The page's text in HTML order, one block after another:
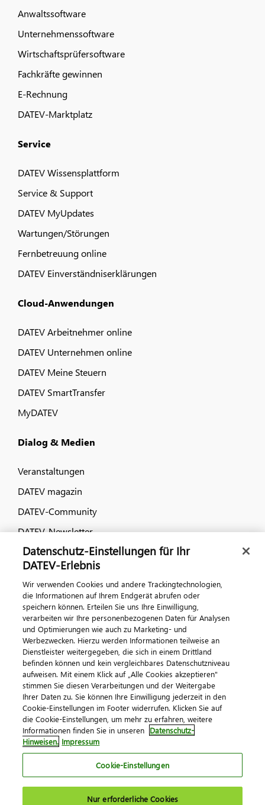
Anwaltssoftware
Unternehmenssoftware
Wirtschaftsprüfersoftware
Fachkräfte gewinnen
E-Rechnung
DATEV-Marktplatz
Service
DATEV Wissensplattform
Service & Support
DATEV MyUpdates
Wartungen/Störungen
Fernbetreuung online
DATEV Einverständniserklärungen
Cloud-Anwendungen
DATEV Arbeitnehmer online
DATEV Unternehmen online
DATEV Meine Steuern
DATEV SmartTransfer
MyDATEV
Dialog & Medien
Veranstaltungen
DATEV magazin
DATEV-Community
DATEV-Newsletter
Kontaktieren Sie uns
© 2026 DATEV eG
ImpressumDatenschutzAGB Kontakt
Cookie-Einstellungen
Datenschutz-Einstellungen für Ihr
DATEV-Erlebnis
Wir verwenden Cookies und andere Trackingtechnologien,
die Informationen auf Ihrem Endgerät abrufen oder
speichern können. Erteilen Sie uns Ihre Einwilligung,
verarbeiten wir Ihre personenbezogenen Daten für Analysen
und Optimierungen wie auch zu Marketing- und
Werbezwecken. Hierzu werden Informationen teilweise an
Dienstleister weitergegeben, die sich in einem Drittland
befinden können und kein vergleichbares Datenschutzniveau
aufweisen. Mit einem Klick auf „Alle Cookies akzeptieren"
stimmen Sie diesen Verarbeitungen und der Weitergabe
Ihrer Daten zu. Sie können Ihre Einwilligung jederzeit in den
Cookie-Einstellungen im Footer widerrufen. Klicken Sie auf
die Cookie-Einstellungen, um mehr zu erfahren, weitere
Informationen finden Sie in unseren Datenschutz-
Hinweisen. Impressum
Cookie-Einstellungen
Nur erforderliche Cookies